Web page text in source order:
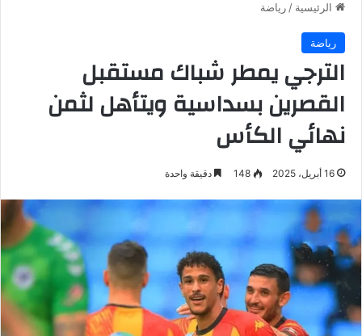
الرئيسية / رياضة
رياضة
الترجي يمطر شباك مستقبل
القصرين بسداسية ويتأهل لثمن
نهائي الكأس
16 أبريل، 2025 148 دقيقة واحدة